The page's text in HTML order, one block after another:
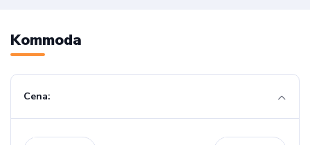
Kommoda
Cena: